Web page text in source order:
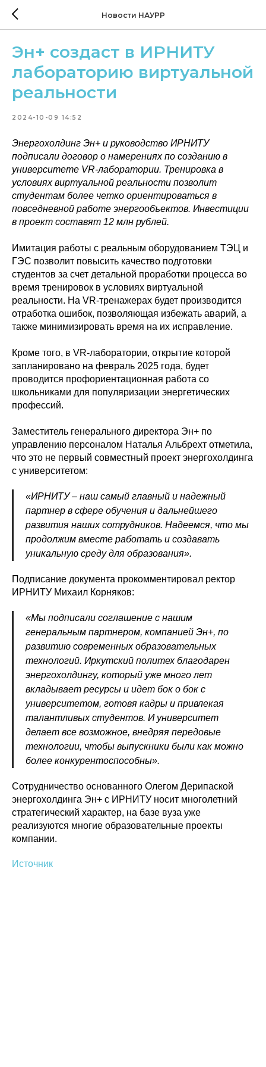
Новости НАУРР
Эн+ создаст в ИРНИТУ
лабораторию виртуальной
реальности
2024-10-09 14:52
Энергохолдинг Эн+ и руководство ИРНИТУ
подписали договор о намерениях по созданию в
университете VR-лаборатории. Тренировка в
условиях виртуальной реальности позволит
студентам более четко ориентироваться в
повседневной работе энергообъектов. Инвестиции
в проект составят 12 млн рублей.
Имитация работы с реальным оборудованием ТЭЦ и
ГЭС позволит повысить качество подготовки
студентов за счет детальной проработки процесса во
время тренировок в условиях виртуальной
реальности. На VR-тренажерах будет производится
отработка ошибок, позволяющая избежать аварий, а
также минимизировать время на их исправление.
Кроме того, в VR-лаборатории, открытие которой
запланировано на февраль 2025 года, будет
проводится профориентационная работа со
школьниками для популяризации энергетических
профессий.
Заместитель генерального директора Эн+ по
управлению персоналом Наталья Альбрехт отметила,
что это не первый совместный проект энергохолдинга
с университетом:
«ИРНИТУ – наш самый главный и надежный
партнер в сфере обучения и дальнейшего
развития наших сотрудников. Надеемся, что мы
продолжим вместе работать и создавать
уникальную среду для образования».
Подписание документа прокомментировал ректор
ИРНИТУ Михаил Корняков:
«Мы подписали соглашение с нашим
генеральным партнером, компанией Эн+, по
развитию современных образовательных
технологий. Иркутский политех благодарен
энергохолдингу, который уже много лет
вкладывает ресурсы и идет бок о бок с
университетом, готовя кадры и привлекая
талантливых студентов. И университет
делает все возможное, внедряя передовые
технологии, чтобы выпускники были как можно
более конкурентоспособны».
Сотрудничество основанного Олегом Дерипаской
энергохолдинга Эн+ с ИРНИТУ носит многолетний
стратегический характер, на базе вуза уже
реализуются многие образовательные проекты
компании.
Источник
© 2015-2026 НАУРР. Все права защищены. При использовании материалов
Политика конфиденциальности
© 2015-2026 НАУРР. Все права защищены.
При использовании материалов ссылка на ROBOTUNION.RU — обязательна